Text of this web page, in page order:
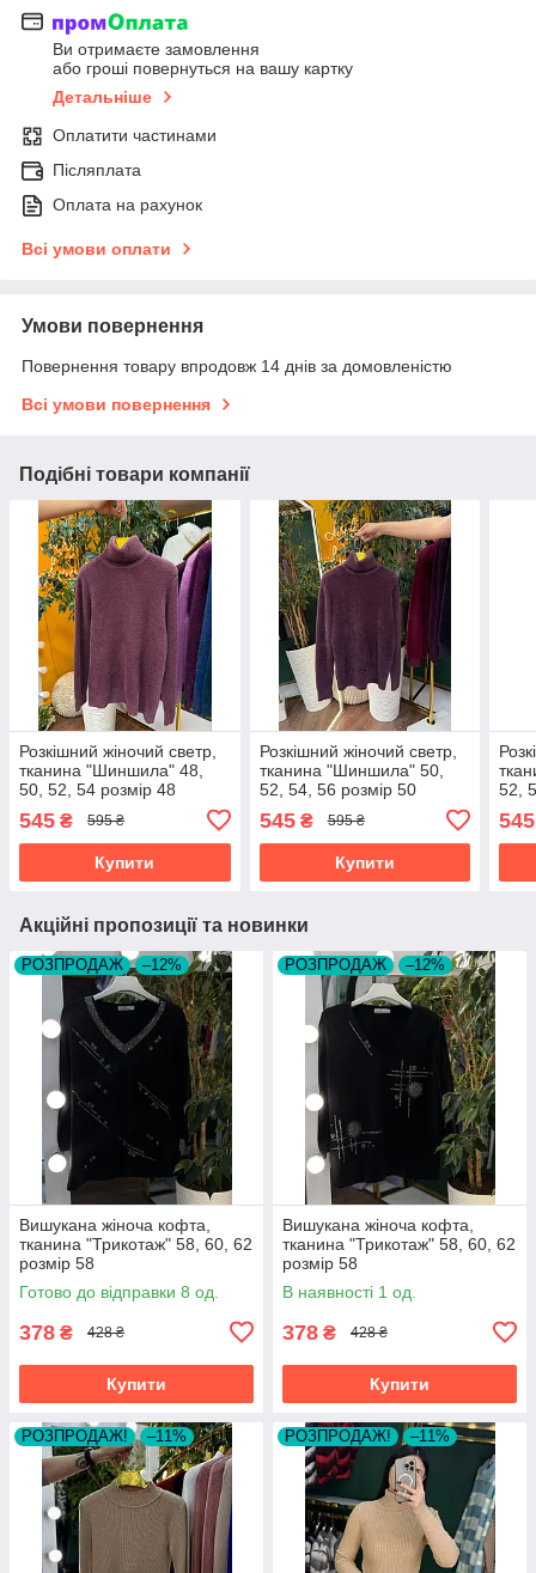
Ви отримаєте замовлення
або гроші повернуться на вашу картку
Детальніше
Оплатити частинами
Післяплата
Оплата на рахунок
Всі умови оплати
Умови повернення
Повернення товару впродовж 14 днів за домовленістю
Всі умови повернення
Подібні товари компанії
Розкішний жіночий светр,
тканина "Шиншила" 48,
50, 52, 54 розмір 48
545 ₴ 595 ₴
Купити
Розкішний жіночий светр,
тканина "Шиншила" 50,
52, 54, 56 розмір 50
545₴ 595 ₴
Купити
52,
545
Акційні пропозиції та новинки
РОЗПРОДАЖ –12%
Вишукана жіноча кофта,
тканина "Трикотаж" 58, 60, 62
розмір 58
Готово до відправки 8 од.
378 ₴ 428 ₴
Купити
РОЗПРОДАЖ –12%
Вишукана жіноча кофта,
тканина "Трикотаж" 58, 60, 62
розмір 58
В наявності 1 од.
378 ₴ 428 ₴
Купити
РОЗПРОДАЖ! –11% РОЗПРОДАЖ! –11%